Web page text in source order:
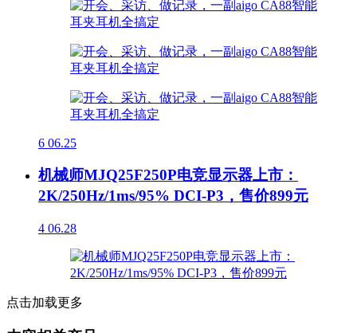
6 06.25
机械师MJQ25F250P电竞显示器上市：
2K/250Hz/1ms/95% DCI-P3，售价899元
4 06.28
点击加载更多